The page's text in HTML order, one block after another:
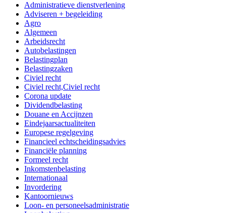
Administratieve dienstverlening
Adviseren + begeleiding
Agro
Algemeen
Arbeidsrecht
Autobelastingen
Belastingplan
Belastingzaken
Civiel recht
Civiel recht,Civiel recht
Corona update
Dividendbelasting
Douane en Accijnzen
Eindejaarsactualiteiten
Europese regelgeving
Financieel echtscheidingsadvies
Financiële planning
Formeel recht
Inkomstenbelasting
Internationaal
Invordering
Kantoornieuws
Loon- en personeelsadministratie